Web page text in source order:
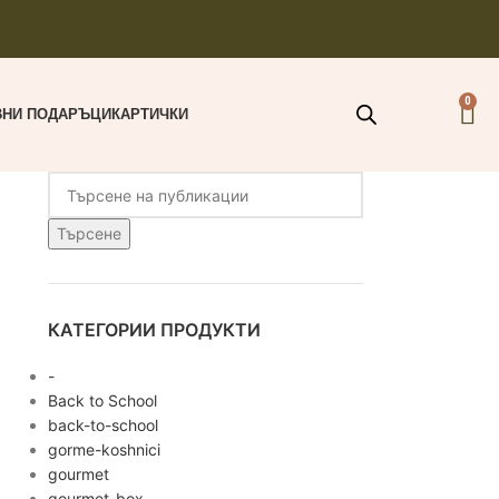
ПОДАРЪЦИ КАРТИЧКИ
0
Търсене
КАТЕГОРИИ ПРОДУКТИ
-
Back to School
back-to-school
gorme-koshnici
gourmet